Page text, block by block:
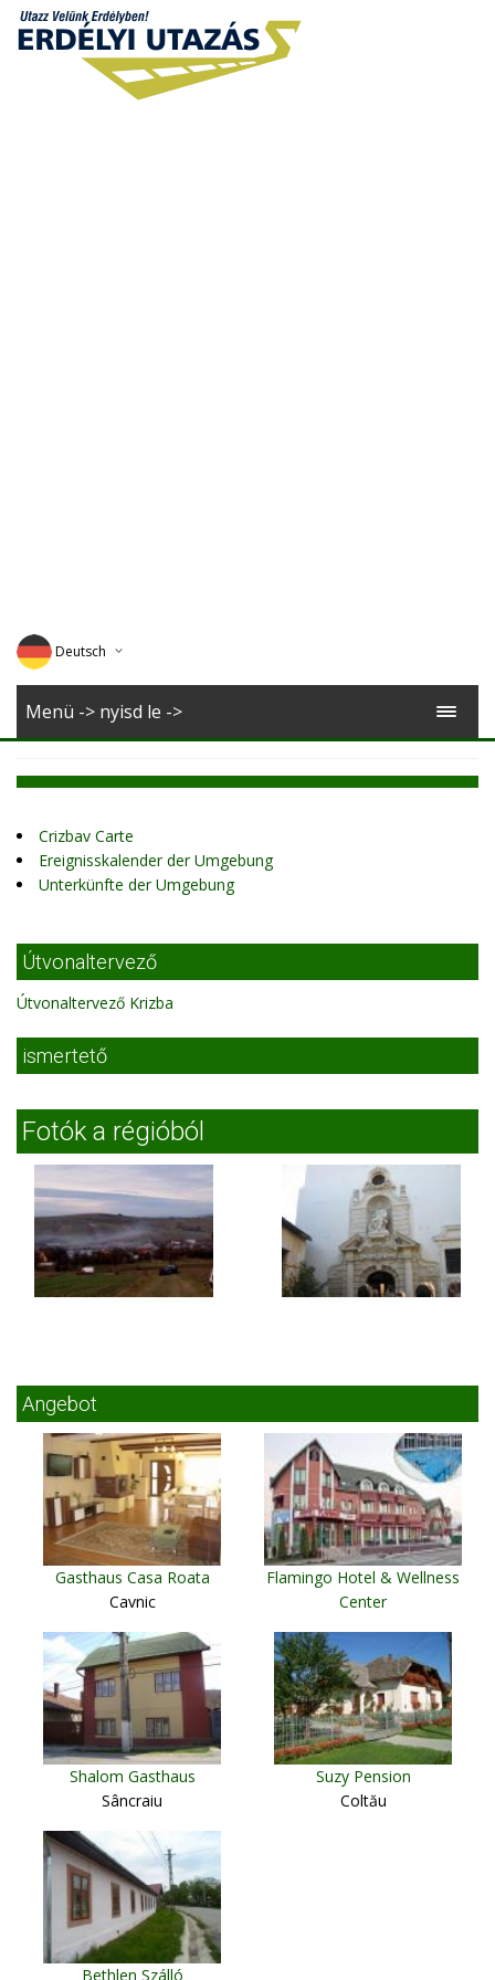
Deutsch
English
Menü -> nyisd le ->
Crizbav Carte
Ereignisskalender der Umgebung
Unterkünfte der Umgebung
Útvonaltervező
Útvonaltervező Krizba
ismertető
Fotók a régióból
Angebot
Gasthaus Casa Roata
Cavnic
Flamingo Hotel & Wellness
Center
Shalom Gasthaus
Sâncraiu
Suzy Pension
Coltău
Bethlen Szálló